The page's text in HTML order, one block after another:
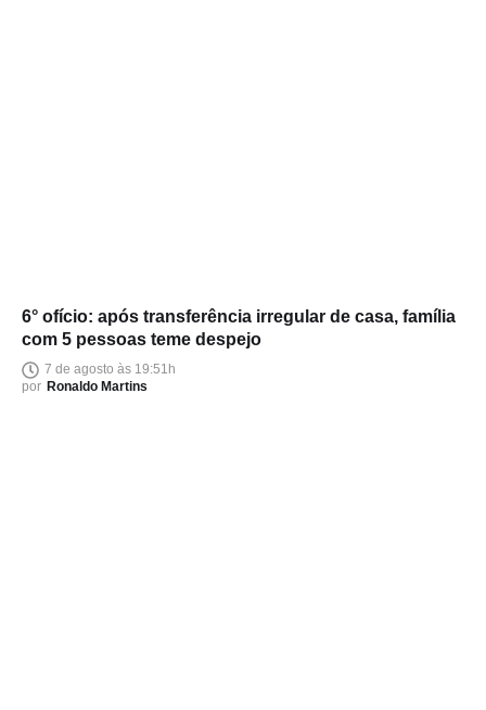
6° ofício: após transferência irregular de casa, família
com 5 pessoas teme despejo
7 de agosto às 19:51h
por Ronaldo Martins